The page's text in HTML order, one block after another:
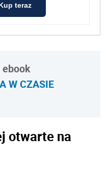
teraz
ebook
W CZASIE
otwarte na